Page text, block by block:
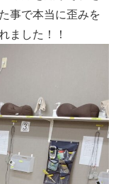
事で本当に歪みを
ました！！